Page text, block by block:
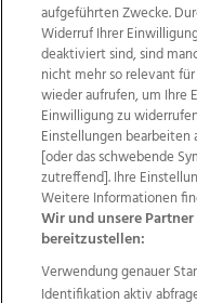
Wir über uns
Datenschutz
AGB Website
Weitere
aufgeführten Zwecke.
Widerruf Ihrer
deaktiviert sind, sind
nicht mehr so relevant
wieder aufrufen, um Ihre
Einwilligung zu
Einstellungen bearbeiten
[oder das schwebende
zutreffend]. Ihre
Weitere Informationen
Wir und unsere
bereitzustellen:
Verwendung genauer
Identifikation aktiv